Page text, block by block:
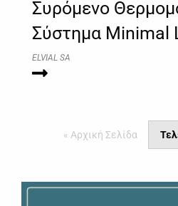
Συρόµενο
Σύστημα Minimal
ELVIAL SA
« Αρχική Σελίδα